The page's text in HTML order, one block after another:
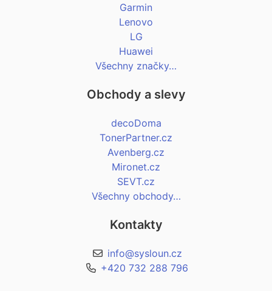
Garmin
Lenovo
LG
Huawei
Všechny značky…
Obchody a slevy
decoDoma
TonerPartner.cz
Avenberg.cz
Mironet.cz
SEVT.cz
Všechny obchody…
Kontakty
info@sysloun.cz
+420 732 288 796